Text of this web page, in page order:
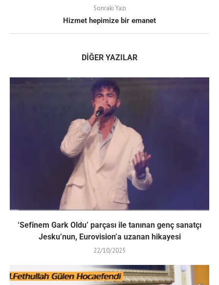
Sonraki Yazı
Hizmet hepimize bir emanet
DIĞER YAZILAR
‘Sefinem Gark Oldu’ parçası ile tanınan genç sanatçı
Jesku’nun, Eurovision’a uzanan hikayesi
22/10/2025